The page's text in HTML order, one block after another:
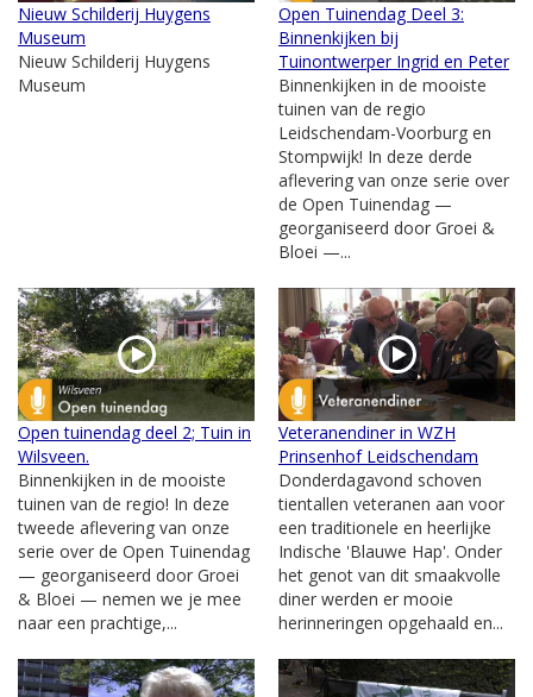
Nieuw Schilderij Huygens
Museum
Nieuw Schilderij Huygens
Museum
Open Tuinendag Deel 3:
Binnenkijken bij
Tuinontwerper Ingrid en Peter
Binnenkijken in de mooiste
tuinen van de regio
Leidschendam-Voorburg en
Stompwijk! In deze derde
aflevering van onze serie over
de Open Tuinendag —
georganiseerd door Groei &
Bloei —...
Open tuinendag deel 2; Tuin in
Wilsveen.
Binnenkijken in de mooiste
tuinen van de regio! In deze
tweede aflevering van onze
serie over de Open Tuinendag
— georganiseerd door Groei
& Bloei — nemen we je mee
naar een prachtige,...
Veteranendiner in WZH
Prinsenhof Leidschendam
Donderdagavond schoven
tientallen veteranen aan voor
een traditionele en heerlijke
Indische 'Blauwe Hap'. Onder
het genot van dit smaakvolle
diner werden er mooie
herinneringen opgehaald en...